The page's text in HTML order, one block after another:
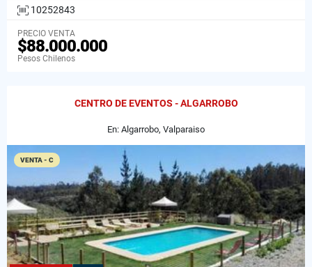
10252843
PRECIO VENTA
$88.000.000
Pesos Chilenos
CENTRO DE EVENTOS - ALGARROBO
En: Algarrobo, Valparaiso
VENTA - C